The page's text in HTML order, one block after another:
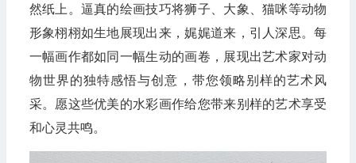
然纸上。逼真的绘画技巧将狮子、大象、猫咪等动物
形象栩栩如生地展现出来，娓娓道来，引人深思。每
一幅画作都如同一幅生动的画卷，展现出艺术家对动
物世界的独特感悟与创意，带您领略别样的艺术风
采。愿这些优美的水彩画作给您带来别样的艺术享受
和心灵共鸣。